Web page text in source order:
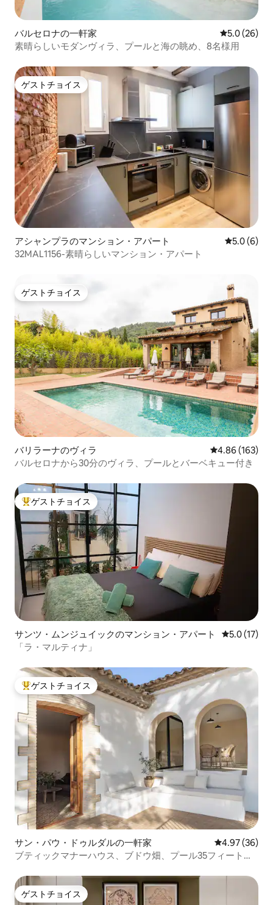
バルセロナの一軒家 レビュー26
5.0 (26)
素晴らしいモダンヴィラ、プールと海の眺め、8名様用
ゲストチョイス
ゲストチョイス
アシャンプラのマンション・アパート レビュー6
5.0 (6)
32MAL1156-素晴らしいマンション・アパート
ゲストチョイス
ゲストチョイス
バリラーナのヴィラ レビュー163
4.86 (163)
バルセロナから30分のヴィラ、プールとバーベキュー付き
大好評のゲストチョイスです。
ゲストチョイス
サンツ・ムンジュイックのマンション・アパート レビュー17
5.0 (17)
「ラ・マルティナ」
大好評のゲストチョイスです。
ゲストチョイス
サン・パウ・ドゥルダルの一軒家 レビュー36
4.97 (36)
ブティックマナーハウス、ブドウ畑、プール35フィートバ
ゲストチョイス
ゲストチョイス